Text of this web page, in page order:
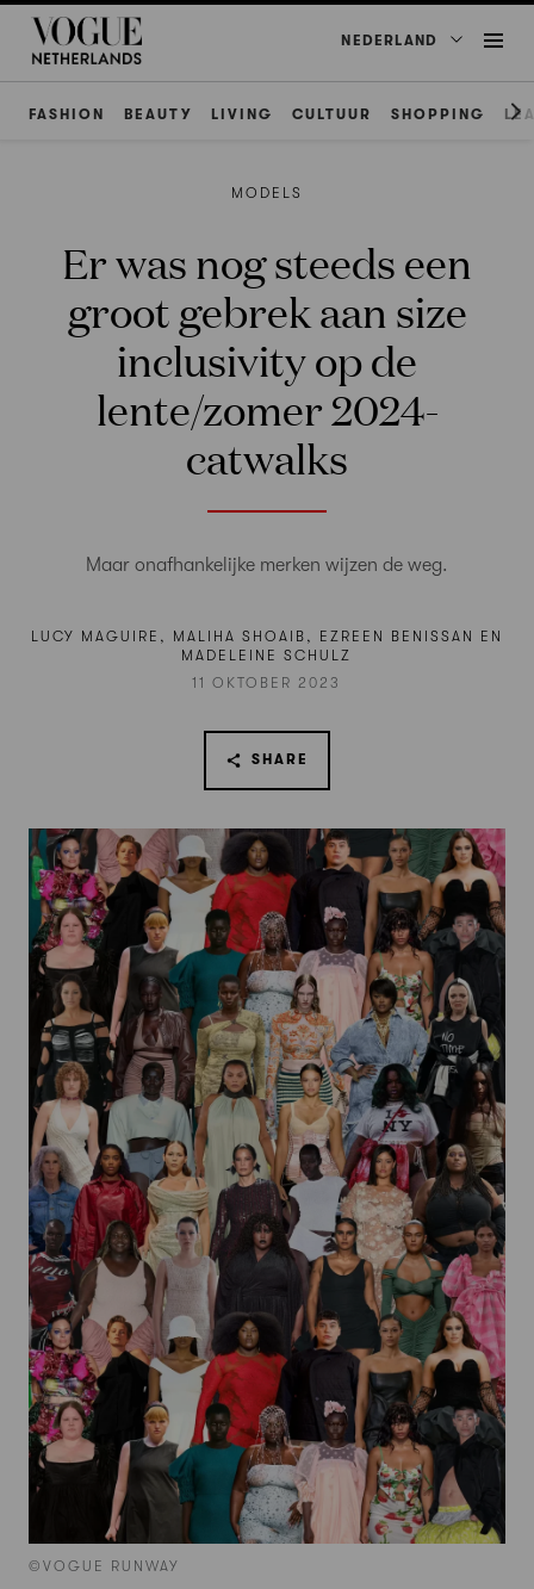
NEDERLAND
FASHION BEAUTY LIVING CULTUUR SHOPPING
©VOGUE RUNWAY
MODELS
Er was nog steeds een
groot gebrek aan size
inclusivity op de
lente/zomer 2024-
catwalks
Maar onafhankelijke merken wijzen de weg.
LUCY MAGUIRE, MALIHA SHOAIB, EZREEN BENISSAN EN
MADELEINE SCHULZ
11 OKTOBER 2023
SHARE